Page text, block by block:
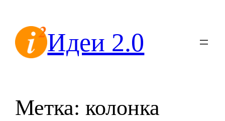
содержимомуИдеи 2.0
Метка:колонка